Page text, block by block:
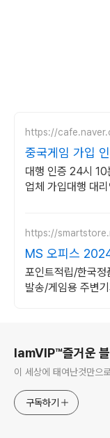
https://
중국게임 가입
대행 인증 24시 10
업체 가입대행
https://
MS 오피스
포인트적립/한국정
발송/게임용 주변기
IamVIP™즐거운
이 세상에 태여난것만으
구독하기